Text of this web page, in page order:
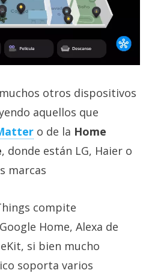
otros dispositivos
aquellos que
o de la Home
, donde están LG, Haier o
marcas
compite
Home, Alexa de
si bien mucho
soporta varios